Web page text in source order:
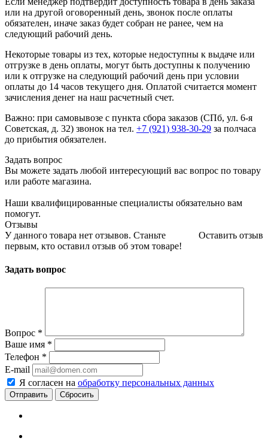
или на другой оговоренный день, звонок после оплаты
обязателен, иначе заказ будет собран не ранее, чем на
следующий рабочий день.
Некоторые товары из тех, которые недоступны к выдаче или
отгрузке в день оплаты, могут быть доступны к получению
или к отгрузке на следующий рабочий день при условии
оплаты до 14 часов текущего дня. Оплатой считается момент
зачисления денег на наш расчетный счет.
Важно: при самовывозе с пункта сборa заказов (СПб, ул. 6-я
Советская, д. 32) звонок на тел. +7 (921) 938-30-29 за полчаса
до прибытия обязателен.
Задать вопрос
Вы можете задать любой интересующий вас вопрос по товару
или работе магазина.
Наши квалифицированные специалисты обязательно вам
помогут.
Отзывы
Оставить отзыв
У данного товара нет отзывов. Станьте
первым, кто оставил отзыв об этом товаре!
Задать вопрос
Вопрос *
Ваше имя *
Телефон *
E-mail
Я согласен на обработку персональных данных
Сбросить